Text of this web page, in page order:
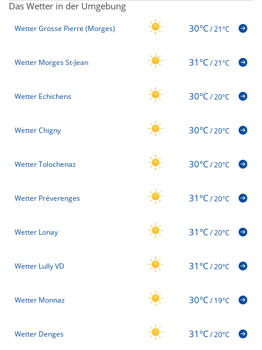
Das Wetter in der Umgebung
Wetter Grosse Pierre (Morges) 30°C/21°C
Wetter Morges St-Jean 31°C/21°C
Wetter Echichens 30°C/20°C
Wetter Chigny 30°C/20°C
Wetter Tolochenaz 30°C/20°C
Wetter Préverenges 31°C/20°C
Wetter Lonay 31°C/20°C
Wetter Lully VD 31°C/20°C
Wetter Monnaz 30°C/19°C
Wetter Denges 31°C/20°C